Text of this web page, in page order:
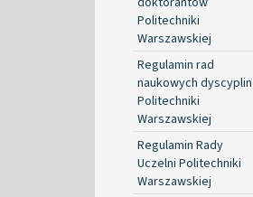
Politechniki
Warszawskiej
Regulamin rad
naukowych dyscyplin
Politechniki
Warszawskiej
Regulamin Rady
Uczelni Politechniki
Warszawskiej